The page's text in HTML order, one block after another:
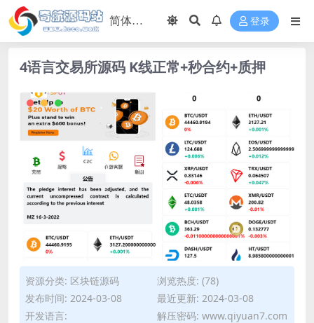
登录
4语言交易所源码 K线正常+秒合约+质押
资源分类: 区块链源码
浏览热度: (78)
发布时间: 2024-03-08
最近更新: 2024-03-08
开发语言:
解压密码: www.qiyuan7.com